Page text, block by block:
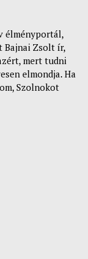
élményportál,
Bajnai Zsolt ír,
mert tudni
elmondja. Ha
Szolnokot